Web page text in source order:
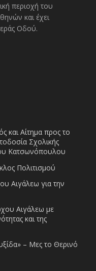
περιοχή του
και έχει
Οδού.
και Αίτημα προς το
Σχολικής
Κατσωνόπουλου
Πολιτισμού
Αιγάλεω για την
Αιγάλεω με
και της
– Μες το Θερινό